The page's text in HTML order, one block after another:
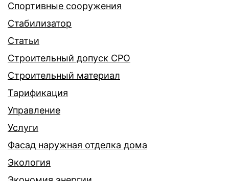
Спортивные сооружения
Стабилизатор
Статьи
Строительный допуск СРО
Строительный материал
Тарификация
Управление
Услуги
Фасад наружная отделка дома
Экология